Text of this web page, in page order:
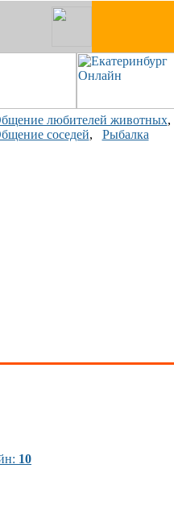
любителей животных,
соседей, Рыбалка
10